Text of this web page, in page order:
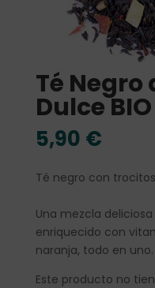
Té
Dulce
5,90 €
Té negro con
Una mezcla
enriquecido con
naranja, todo en uno.
Este producto no